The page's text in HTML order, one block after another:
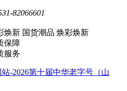
82066601
国货潮品 焕彩焕新
保障
服务